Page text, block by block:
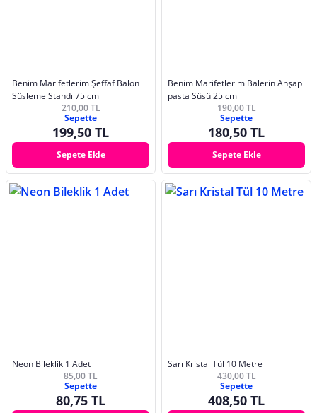
Benim Marifetlerim Şeffaf Balon
Süsleme Standı 75 cm
210,00 TL
Sepette
199,50 TL
Sepete Ekle
Benim Marifetlerim Balerin Ahşap
pasta Süsü 25 cm
190,00 TL
Sepette
180,50 TL
Sepete Ekle
Neon Bileklik 1 Adet
85,00 TL
Sepette
80,75 TL
Sarı Kristal Tül 10 Metre
430,00 TL
Sepette
408,50 TL